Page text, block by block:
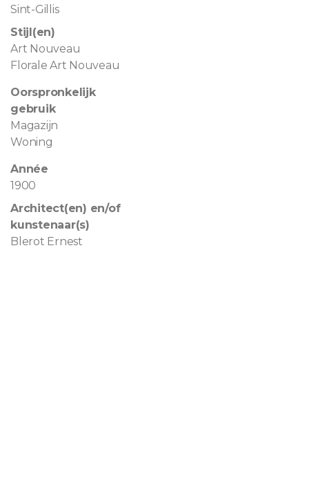
Sint-Gillis
Stijl(en)
Art Nouveau
Florale Art Nouveau
Oorspronkelijk
gebruik
Magazijn
Woning
Année
1900
Architect(en) en/of
kunstenaar(s)
Blerot Ernest